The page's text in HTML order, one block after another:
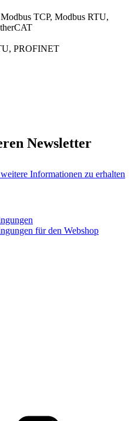
TCP, Modbus RTU,
PROFINET
Newsletter
Informationen zu erhalten
für den Webshop